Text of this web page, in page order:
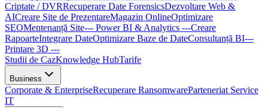
Criptate / DVRRecuperare Date ForensicsDezvoltare Web &
AICreare Site de PrezentareMagazin OnlineOptimizare
SEOMentenanță Site--- Power BI & Analytics ---Creare
RapoarteIntegrare DateOptimizare Baze de DateConsultanță BI---
Printare 3D ---
Studii de CazKnowledge HubTarife
Business
Corporate & EnterpriseRecuperare RansomwareParteneriat Service
IT